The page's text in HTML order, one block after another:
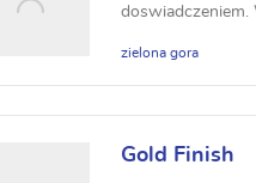
doswiadczeniem.
zielona gora
Gold Finish